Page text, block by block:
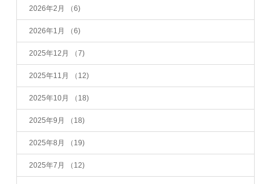
2026年2月 （6)
2026年1月 （6)
2025年12月 （7)
2025年11月 （12)
2025年10月 （18)
2025年9月 （18)
2025年8月 （19)
2025年7月 （12)